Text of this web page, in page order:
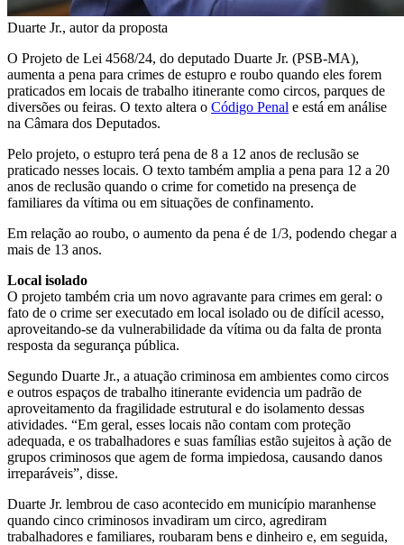
Duarte Jr., autor da proposta
O Projeto de Lei 4568/24, do deputado Duarte Jr. (PSB-MA),
aumenta a pena para crimes de estupro e roubo quando eles forem
praticados em locais de trabalho itinerante como circos, parques de
diversões ou feiras. O texto altera o Código Penal e está em análise
na Câmara dos Deputados.
Pelo projeto, o estupro terá pena de 8 a 12 anos de reclusão se
praticado nesses locais. O texto também amplia a pena para 12 a 20
anos de reclusão quando o crime for cometido na presença de
familiares da vítima ou em situações de confinamento.
Em relação ao roubo, o aumento da pena é de 1/3, podendo chegar a
mais de 13 anos.
Local isolado
O projeto também cria um novo agravante para crimes em geral: o
fato de o crime ser executado em local isolado ou de difícil acesso,
aproveitando-se da vulnerabilidade da vítima ou da falta de pronta
resposta da segurança pública.
Segundo Duarte Jr., a atuação criminosa em ambientes como circos
e outros espaços de trabalho itinerante evidencia um padrão de
aproveitamento da fragilidade estrutural e do isolamento dessas
atividades. “Em geral, esses locais não contam com proteção
adequada, e os trabalhadores e suas famílias estão sujeitos à ação de
grupos criminosos que agem de forma impiedosa, causando danos
irreparáveis”, disse.
Duarte Jr. lembrou de caso acontecido em município maranhense
quando cinco criminosos invadiram um circo, agrediram
trabalhadores e familiares, roubaram bens e dinheiro e, em seguida,